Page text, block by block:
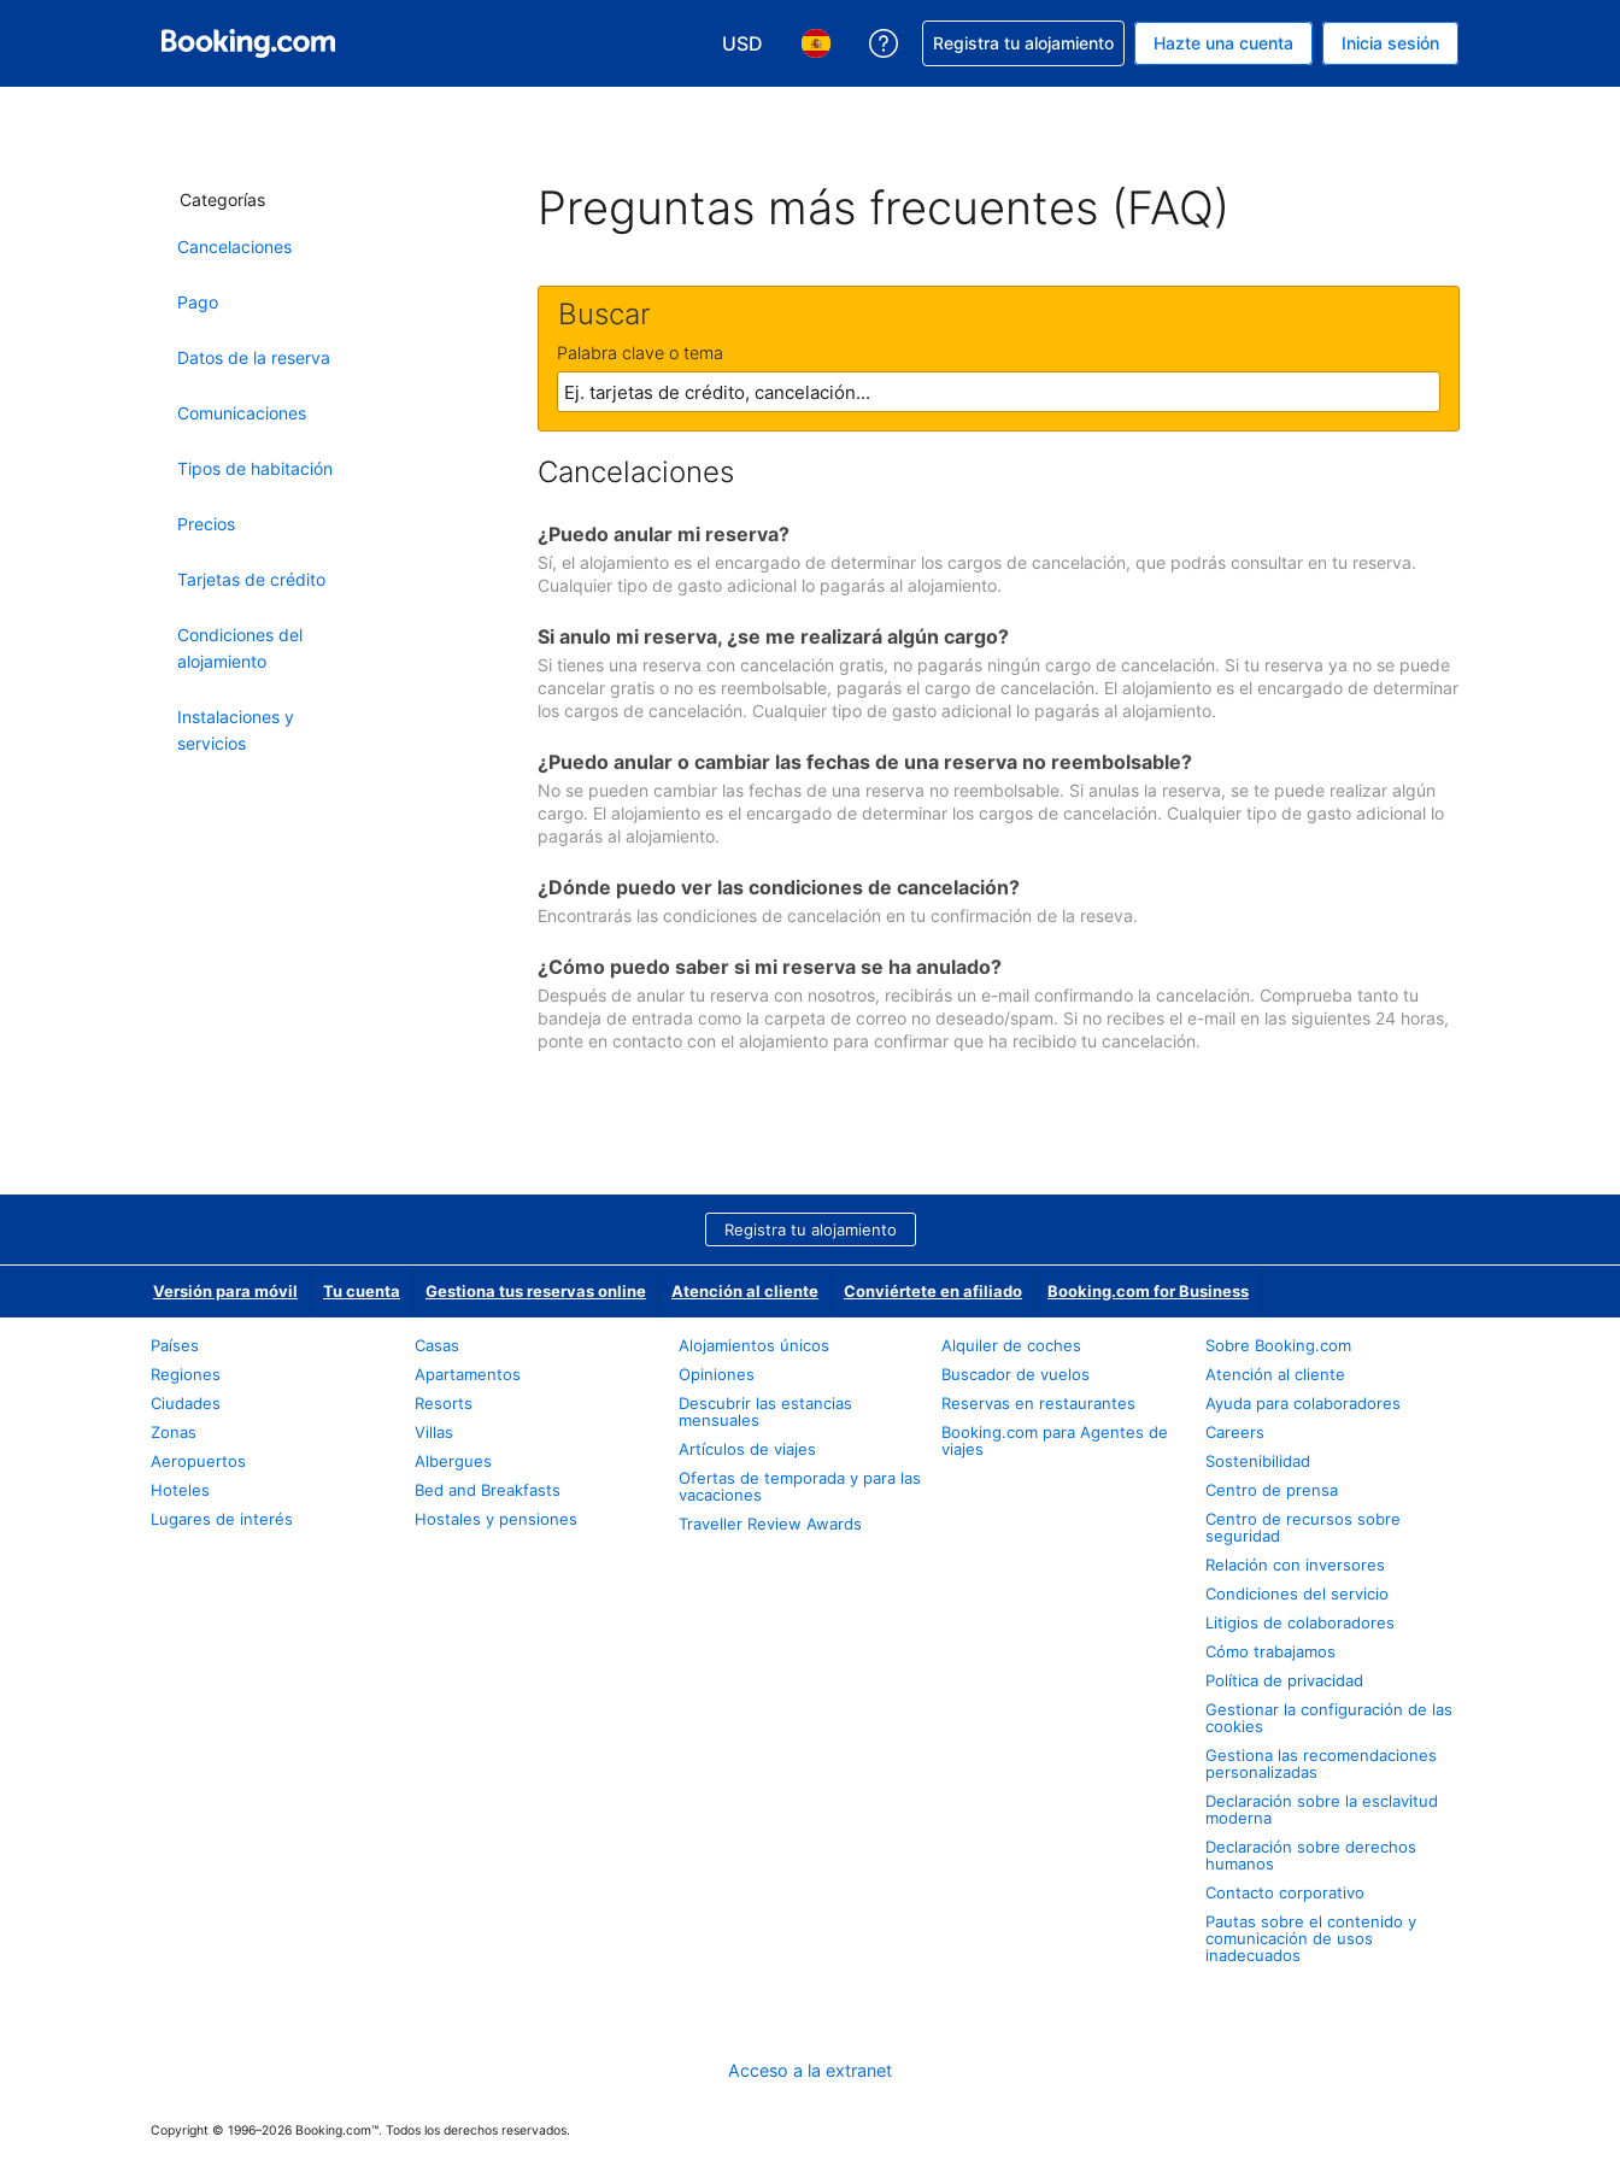
USD
Elegir tu moneda. Tu moneda actual es Dólar de EEUU
Elegir el idioma que prefieres. Tu idioma actual es Español
Obtener ayuda con la reserva
Registra tu alojamiento Hazte una cuenta Inicia sesión
Categorías
Cancelaciones
Pago
Datos de la reserva
Comunicaciones
Tipos de habitación
Precios
Tarjetas de crédito
Condiciones del
alojamiento
Instalaciones y
servicios
Preguntas más frecuentes (FAQ)
Buscar
Palabra clave o tema
Cancelaciones
¿Puedo anular mi reserva?
Sí, el alojamiento es el encargado de determinar los cargos de cancelación, que podrás consultar en tu reserva.
Cualquier tipo de gasto adicional lo pagarás al alojamiento.
Si anulo mi reserva, ¿se me realizará algún cargo?
Si tienes una reserva con cancelación gratis, no pagarás ningún cargo de cancelación. Si tu reserva ya no se puede
cancelar gratis o no es reembolsable, pagarás el cargo de cancelación. El alojamiento es el encargado de determinar
los cargos de cancelación. Cualquier tipo de gasto adicional lo pagarás al alojamiento.
¿Puedo anular o cambiar las fechas de una reserva no reembolsable?
No se pueden cambiar las fechas de una reserva no reembolsable. Si anulas la reserva, se te puede realizar algún
cargo. El alojamiento es el encargado de determinar los cargos de cancelación. Cualquier tipo de gasto adicional lo
pagarás al alojamiento.
¿Dónde puedo ver las condiciones de cancelación?
Encontrarás las condiciones de cancelación en tu confirmación de la reseva.
¿Cómo puedo saber si mi reserva se ha anulado?
Después de anular tu reserva con nosotros, recibirás un e-mail confirmando la cancelación. Comprueba tanto tu
bandeja de entrada como la carpeta de correo no deseado/spam. Si no recibes el e-mail en las siguientes 24 horas,
ponte en contacto con el alojamiento para confirmar que ha recibido tu cancelación.
Registra tu alojamiento
Versión para móvil Tu cuenta Gestiona tus reservas online Atención al cliente Conviértete en afiliado Booking.com for Business
Países
Regiones
Ciudades
Zonas
Aeropuertos
Hoteles
Lugares de interés
Casas
Apartamentos
Resorts
Villas
Albergues
Bed and Breakfasts
Hostales y pensiones
Alojamientos únicos
Opiniones
Descubrir las estancias
mensuales
Artículos de viajes
Ofertas de temporada y para las
vacaciones
Traveller Review Awards
Alquiler de coches
Buscador de vuelos
Reservas en restaurantes
Booking.com para Agentes de
viajes
Sobre Booking.com
Atención al cliente
Ayuda para colaboradores
Careers
Sostenibilidad
Centro de prensa
Centro de recursos sobre
seguridad
Relación con inversores
Condiciones del servicio
Litigios de colaboradores
Cómo trabajamos
Política de privacidad
Gestionar la configuración de las
cookies
Gestiona las recomendaciones
personalizadas
Declaración sobre la esclavitud
moderna
Declaración sobre derechos
humanos
Contacto corporativo
Pautas sobre el contenido y
comunicación de usos
inadecuados
Acceso a la extranet
Copyright © 1996–2026 Booking.com™. Todos los derechos reservados.